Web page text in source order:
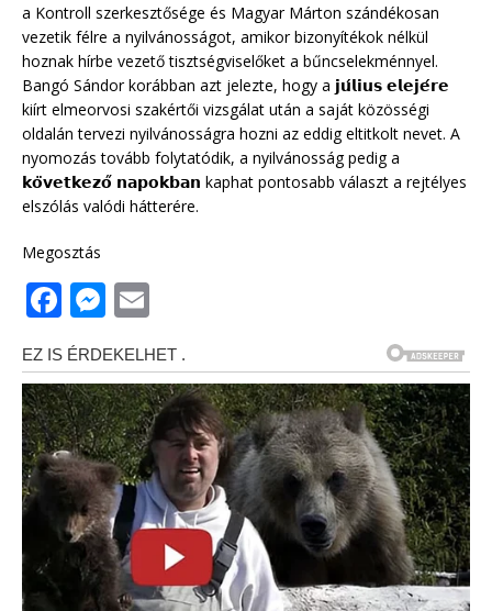
a Kontroll szerkesztősége és Magyar Márton szándékosan
vezetik félre a nyilvánosságot, amikor bizonyítékok nélkül
hoznak hírbe vezető tisztségviselőket a bűncselekménnyel.
Bangó Sándor korábban azt jelezte, hogy a 𝗷𝘂́𝗹𝗶𝘂𝘀 𝗲𝗹𝗲𝗷𝗲́𝗿𝗲
kiírt elmeorvosi szakértői vizsgálat után a saját közösségi
oldalán tervezi nyilvánosságra hozni az eddig eltitkolt nevet. A
nyomozás tovább folytatódik, a nyilvánosság pedig a
𝗸𝗼̈𝘃𝗲𝘁𝗸𝗲𝘇𝗼̋ 𝗻𝗮𝗽𝗼𝗸𝗯𝗮𝗻 kaphat pontosabb választ a rejtélyes
elszólás valódi hátterére.
Megosztás
F
a
c
e
b
o
o
k
M
ss
e
n
g
e
r
ai
l